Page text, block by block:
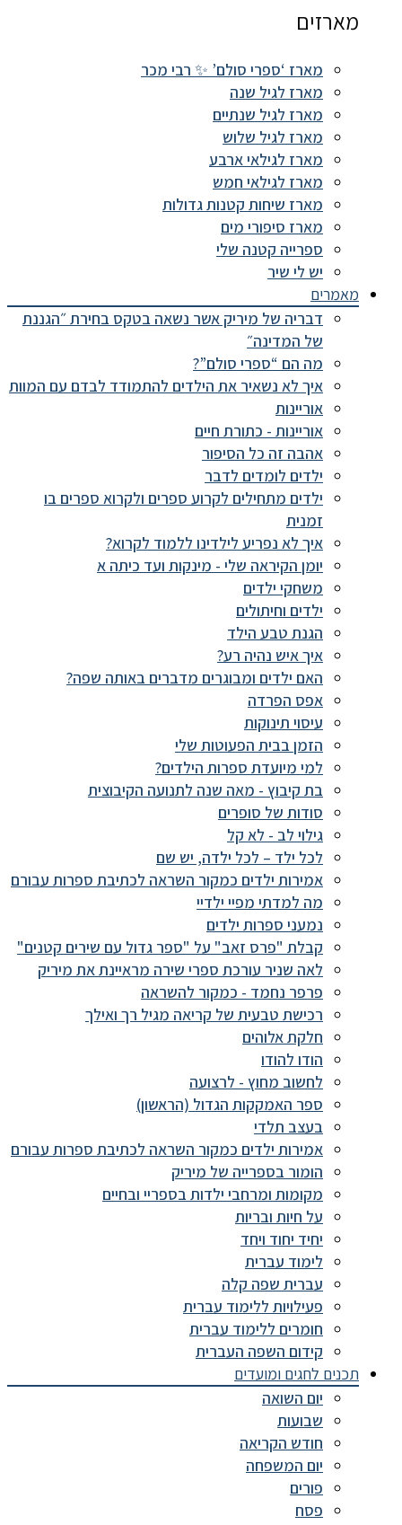
מארזים
מארז ‘ספרי סולם’ ✨ רבי מכר
מארז לגיל שנה
מארז לגיל שנתיים
מארז לגיל שלוש
מארז לגילאי ארבע
מארז לגילאי חמש
מארז שיחות קטנות גדולות
מארז סיפורי מים
ספרייה קטנה שלי
יש לי שיר
מאמרים
דבריה של מיריק אשר נשאה בטקס בחירת ״הגננת
של המדינה״
מה הם “ספרי סולם”?
איך לא נשאיר את הילדים להתמודד לבדם עם המוות
אוריינות
אוריינות - כתורת חיים
אהבה זה כל הסיפור
ילדים לומדים לדבר
ילדים מתחילים לקרוע ספרים ולקרוא ספרים בו
זמנית
איך לא נפריע לילדינו ללמוד לקרוא?
יומן הקיראה שלי - מינקות ועד כיתה א
משחקי ילדים
ילדים וחיתולים
הגנת טבע הילד
איך איש נהיה רע?
האם ילדים ומבוגרים מדברים באותה שפה?
אפס הפרדה
עיסוי תינוקות
הזמן בבית הפעוטות שלי
למי מיועדת ספרות הילדים?
בת קיבוץ - מאה שנה לתנועה הקיבוצית
סודות של סופרים
גילוי לב - לא קל
לכל ילד – לכל ילדה, יש שם
אמירות ילדים כמקור השראה לכתיבת ספרות עבורם
מה למדתי מפיי ילדיי
נמעני ספרות ילדים
קבלת "פרס זאב" על "ספר גדול עם שירים קטנים"
לאה שניר עורכת ספרי שירה מראיינת את מיריק
פרפר נחמד - כמקור להשראה
רכישת טבעית של קריאה מגיל רך ואילך
חלקת אלוהים
הודו להודו
לחשוב מחוץ - לרצועה
ספר האמקקות הגדול (הראשון)
בעצב תלדי
אמירות ילדים כמקור השראה לכתיבת ספרות עבורם
הומור בספרייה של מיריק
מקומות ומרחבי ילדות בספריי ובחיים
על חיות ובריות
יחיד יחוד ויחד
לימוד עברית
עברית שפה קלה
פעילויות ללימוד עברית
חומרים ללימוד עברית
קידום השפה העברית
תכנים לחגים ומועדים
יום השואה
שבועות
חודש הקריאה
יום המשפחה
פורים
פסח